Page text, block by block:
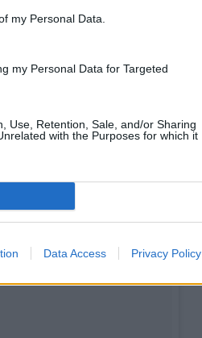
my Personal Data.
my Personal Data for Targeted
Use, Retention, Sale, and/or Sharing
with the Purposes for which it
Data Access Privacy Policy